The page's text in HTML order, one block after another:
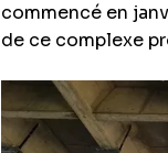
commencé en
de ce complexe